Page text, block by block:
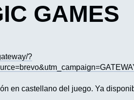
GAMES
?
en castellano del juego. Ya